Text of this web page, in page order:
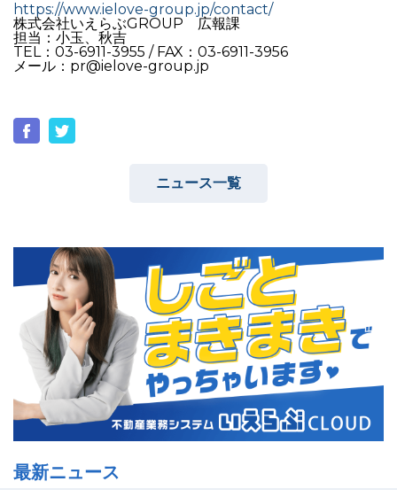
https://www.ielove-group.jp/contact/
株式会社いえらぶGROUP 広報課
担当：小玉、秋吉
TEL：03-6911-3955 / FAX：03-6911-3956
メール：pr@ielove-group.jp
ニュース一覧
最新ニュース